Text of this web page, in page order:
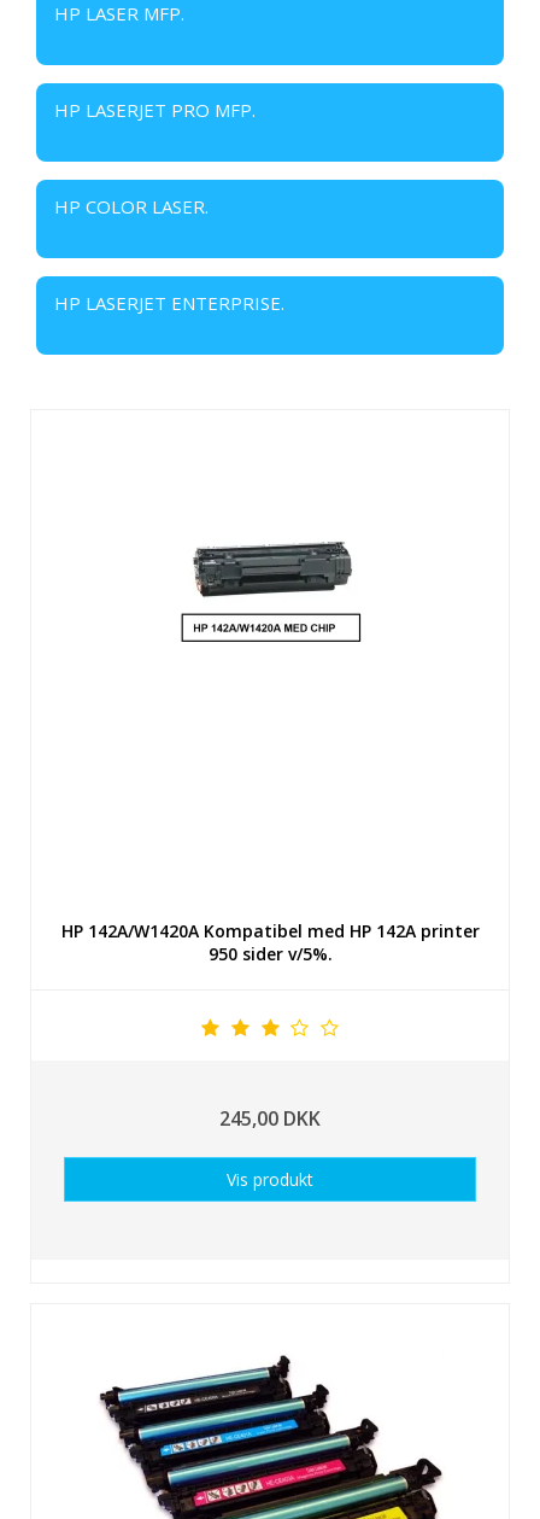
HP LASER MFP.
HP LASERJET PRO MFP.
HP COLOR LASER.
HP LASERJET ENTERPRISE.
HP 142A/W1420A Kompatibel med HP 142A printer
950 sider v/5%.
245,00 DKK
Vis produkt